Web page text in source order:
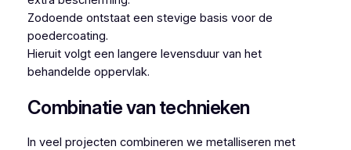
Zodoende ontstaat een stevige basis voor de
poedercoating.
Hieruit volgt een langere levensduur van het
behandelde oppervlak.
Combinatie van technieken
In veel projecten combineren we metalliseren met